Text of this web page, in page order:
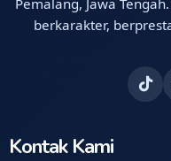
berkarakter,
Kontak Kami